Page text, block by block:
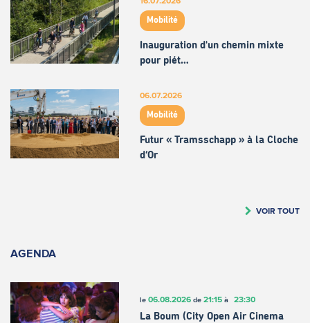
Mobilité
Inauguration d'un chemin mixte
pour piét…
06.07.2026
Mobilité
Futur « Tramsschapp » à la Cloche
d’Or
VOIR TOUT
AGENDA
le 06.08.2026de 21:15à 23:30
La Boum (City Open Air Cinema